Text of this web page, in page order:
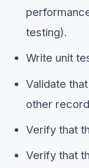
testing).
Write unit
Validate
other
Verify that
Verify that